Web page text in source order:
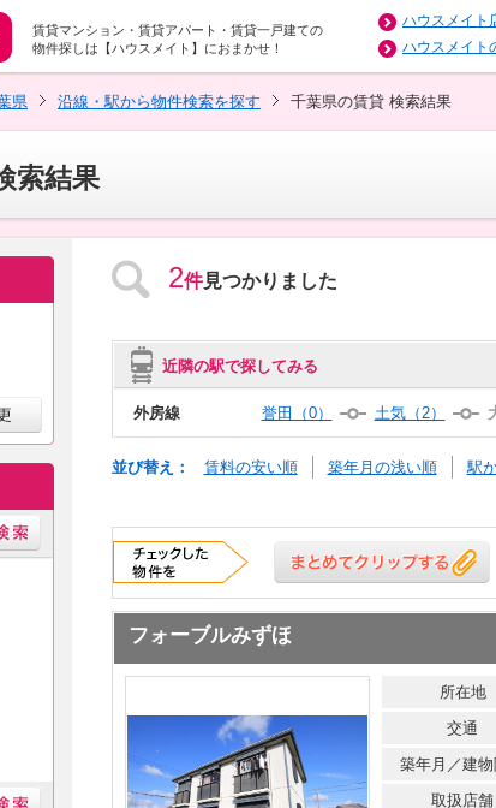
賃貸マンション・賃貸アパート・賃貸一戸建ての
物件探しは【ハウスメイト】におまかせ！
ハウスメイト
ハウスメイト
県 沿線・駅から物件検索を探す 千葉県の賃貸 検索結果
索結果
2件見つかりました
近隣の駅で探してみる
外房線 誉田（0） 土気（2）
並び替え： 賃料の安い順 築年月の浅い順 駅
フォーブルみずほ
所在地
交通
築年月／建
取扱店舗